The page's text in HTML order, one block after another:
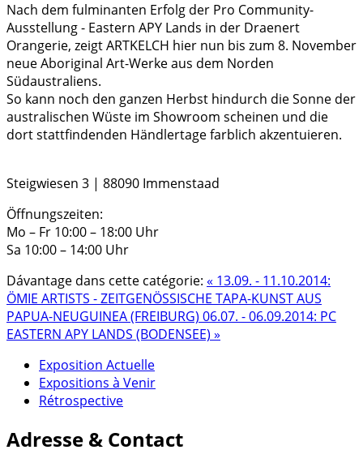
Nach dem fulminanten Erfolg der Pro Community-
Ausstellung - Eastern APY Lands in der Draenert
Orangerie, zeigt ARTKELCH hier nun bis zum 8. November
neue Aboriginal Art-Werke aus dem Norden
Südaustraliens.
So kann noch den ganzen Herbst hindurch die Sonne der
australischen Wüste im Showroom scheinen und die
dort stattfindenden Händlertage farblich akzentuieren.
Steigwiesen 3 | 88090 Immenstaad
Öffnungszeiten:
Mo – Fr 10:00 – 18:00 Uhr
Sa 10:00 – 14:00 Uhr
Dávantage dans cette catégorie: « 13.09. - 11.10.2014:
ÖMIE ARTISTS - ZEITGENÖSSISCHE TAPA-KUNST AUS
PAPUA-NEUGUINEA (FREIBURG) 06.07. - 06.09.2014: PC
EASTERN APY LANDS (BODENSEE) »
Exposition Actuelle
Expositions à Venir
Rétrospective
Adresse & Contact